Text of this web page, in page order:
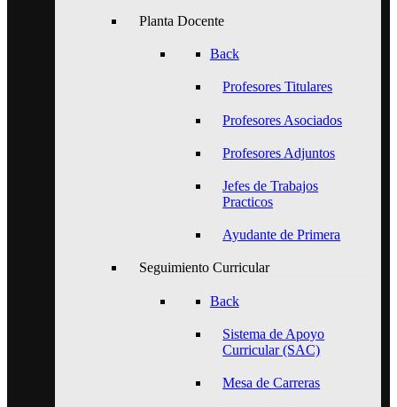
Planta Docente
Back
Profesores Titulares
Profesores Asociados
Profesores Adjuntos
Jefes de Trabajos
Practicos
Ayudante de Primera
Seguimiento Curricular
Back
Sistema de Apoyo
Curricular (SAC)
Mesa de Carreras